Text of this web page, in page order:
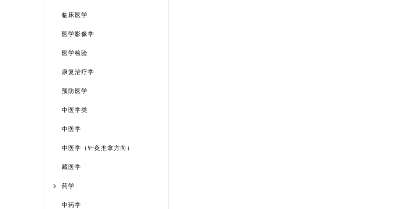
临床医学
医学影像学
医学检验
康复治疗学
预防医学
中医学类
中医学
中医学（针灸推拿方向）
藏医学
药学
中药学